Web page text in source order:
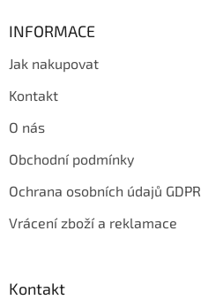
INFORMACE
Jak nakupovat
Kontakt
O nás
Obchodní podmínky
Ochrana osobních údajů GDPR
Vrácení zboží a reklamace
Kontakt